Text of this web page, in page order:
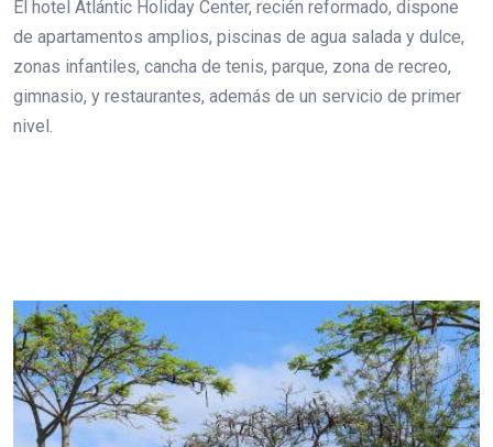
El hotel Atlántic Holiday Center, recién reformado, dispone
de apartamentos amplios, piscinas de agua salada y dulce,
zonas infantiles, cancha de tenis, parque, zona de recreo,
gimnasio, y restaurantes, además de un servicio de primer
nivel.